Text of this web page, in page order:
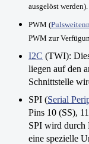
ausgelöst werden).
PWM (
PWM zur
I2C (TWI):
liegen auf den
Schnittstelle
SPI (Serial
Pins 10 (SS),
SPI wird durch
eine spezielle